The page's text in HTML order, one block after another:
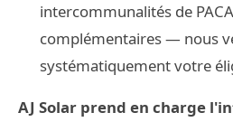
intercommunalités de
complémentaires — nous
systématiquement votre
AJ Solar prend en charge